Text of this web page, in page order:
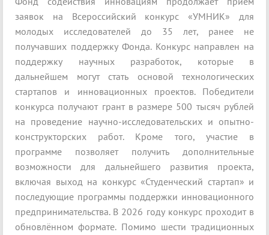
заявок на Всероссийский конкурс «УМНИК» для
молодых исследователей до 35 лет, ранее не
получавших поддержку Фонда. Конкурс направлен на
поддержку научных разработок, которые в
дальнейшем могут стать основой технологических
стартапов и инновационных проектов. Победители
конкурса получают грант в размере 500 тысяч рублей
на проведение научно-исследовательских и опытно-
конструкторских работ. Кроме того, участие в
программе позволяет получить дополнительные
возможности для дальнейшего развития проекта,
включая выход на конкурс «Студенческий стартап» и
последующие программы поддержки инновационного
предпринимательства. В 2026 году конкурс проходит в
обновлённом формате. Помимо шести традиционных